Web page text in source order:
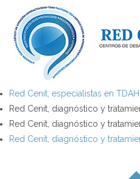
Red Cenit, especialistas en
Red Cenit, diagnóstico y
Red Cenit, diagnóstico y
Red Cenit, diagnóstico y